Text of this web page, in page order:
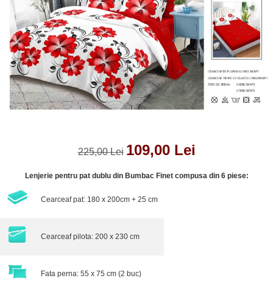
Lenjerii de pat Bumbac Poplin
Lenjerii de pat Catifea
Lenjerii de pat Damasc
Lenjerii de pat Finet + 2 Draperii
Lenjerii de pat Finet cu PLIURI
225,00 Lei 109,00 Lei
Lenjerie pentru pat dublu din Bumbac Finet compusa din 6 piese:
Cearceaf pat: 180 x 200cm + 25 cm
Cearceaf pilota: 200 x 230 cm
Fata perna: 55 x 75 cm (2 buc)